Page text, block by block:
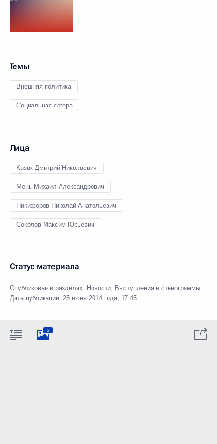
Темы
Внешняя политика
Социальная сфера
Лица
Козак Дмитрий Николаевич
Мень Михаил Александрович
Никифоров Николай Анатольевич
Соколов Максим Юрьевич
Статус материала
Опубликован в разделах: Новости, Выступления и стенограммы
Дата публикации: 25 июня 2014 года, 17:45
5